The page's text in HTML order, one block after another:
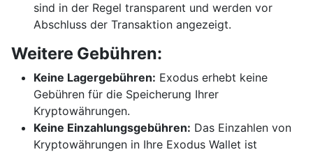
sind in der Regel transparent und werden vor
Abschluss der Transaktion angezeigt.
Weitere Gebühren:
Keine Lagergebühren: Exodus erhebt keine
Gebühren für die Speicherung Ihrer
Kryptowährungen.
Keine Einzahlungsgebühren: Das Einzahlen von
Kryptowährungen in Ihre Exodus Wallet ist